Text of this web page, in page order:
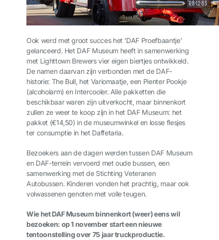
Ook werd met groot succes het ‘DAF Proefbaantje’
gelanceerd. Het DAF Museum heeft in samenwerking
met Lighttown Brewers vier eigen biertjes ontwikkeld.
De namen daarvan zijn verbonden met de DAF-
historie: The Bull, het Variomaatje, een Pienter Pookje
(alcoholarm) en Intercooler. Alle pakketten die
beschikbaar waren zijn uitverkocht, maar binnenkort
zullen ze weer te koop zijn in het DAF Museum: het
pakket (€14,50) in de museumwinkel en losse flesjes
ter consumptie in het Daffetaria.
Bezoekers aan de dagen werden tussen DAF Museum
en DAF-terrein vervoerd met oude bussen, een
samenwerking met de Stichting Veteranen
Autobussen. Kinderen vonden het prachtig, maar ook
volwassenen genoten met volle teugen.
Wie het DAF Museum binnenkort (weer) eens wil
bezoeken: op 1 november start een nieuwe
tentoonstelling over 75 jaar truckproductie.